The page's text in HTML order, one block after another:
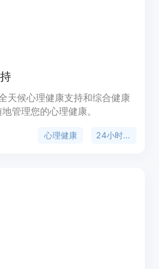
天候心理健康支持和综合健康
管理您的心理健康。
心理健康 24小时支持